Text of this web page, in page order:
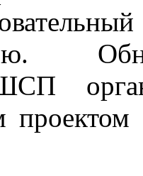
проектом